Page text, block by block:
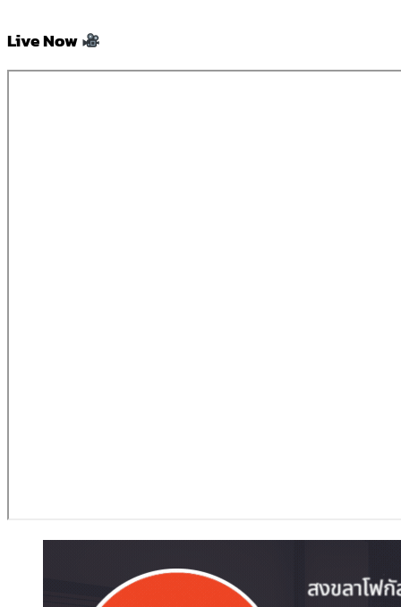
Live Now